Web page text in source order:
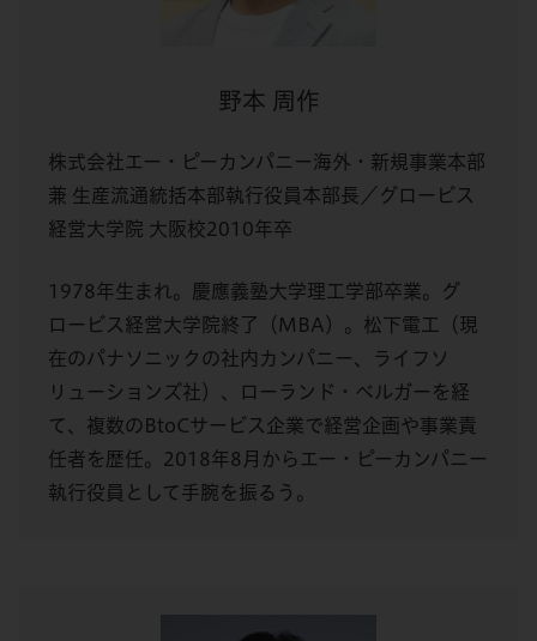
野本 周作
株式会社エー・ピーカンパニー海外・新規事業本部
兼 生産流通統括本部執行役員本部長／グロービス
経営大学院 大阪校2010年卒
1978年生まれ。慶應義塾大学理工学部卒業。グ
ロービス経営大学院終了（MBA）。松下電工（現
在のパナソニックの社内カンパニー、ライフソ
リューションズ社）、ローランド・ベルガーを経
て、複数のBtoCサービス企業で経営企画や事業責
任者を歴任。2018年8月からエー・ピーカンパニー
執行役員として手腕を振るう。